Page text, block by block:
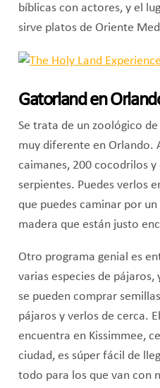
bíblicas con actores, y el
sirve platos de Oriente
Gatorland en
Se trata de un zoológico
muy diferente en Orlando.
caimanes, 200 cocodrilos
serpientes. Puedes verlos
que puedes caminar por
madera que están justo
Otro programa genial es
varias especies de
se pueden comprar
pájaros y verlos de cerca.
encuentra en Kissimmee,
ciudad, es súper fácil de
todo para los que van con